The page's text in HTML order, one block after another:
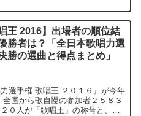
唱王 2016】出場者の順位結
勝者は？「全日本歌唱力選
勝の選曲と得点まとめ」
選手権 歌唱王 ２０１６』が今年
０人が「歌唱王」の称号と、優